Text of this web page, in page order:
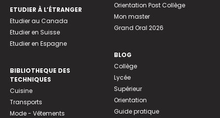
ETUDIER À L’ÉTRANGER
Etudier au Canada
Etudier en Suisse
Etudier en Espagne
BIBLIOTHEQUE DES
TECHNIQUES
Cuisine
Transports
Mode - Vêtements
Orientation Post Collège
Mon master
Grand Oral 2026
BLOG
Collège
Lycée
Supérieur
Orientation
Guide pratique